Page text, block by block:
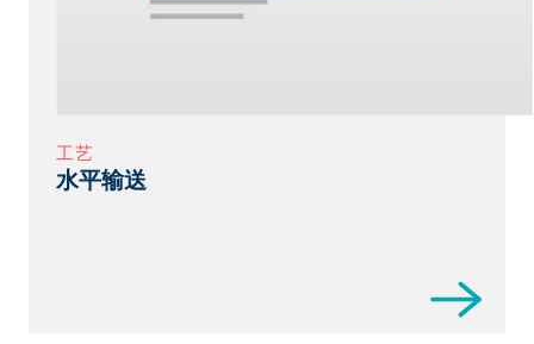
工艺
水平输送